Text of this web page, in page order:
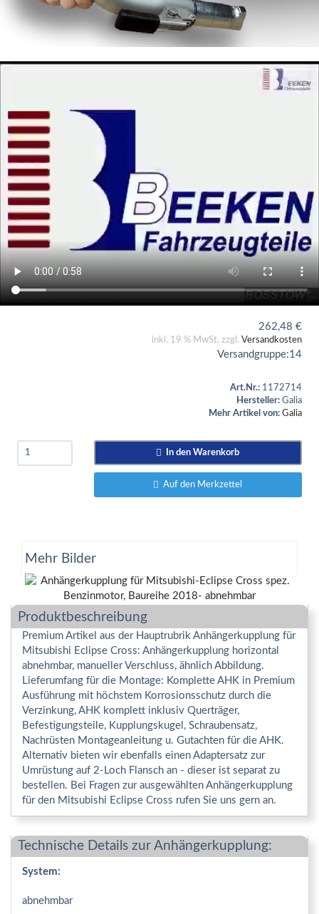
262,48 €
inkl. 19 % MwSt. zzgl. Versandkosten
Versandgruppe:14
Art.Nr.: 1172714
Hersteller: Galia
Mehr Artikel von: Galia
In den Warenkorb
Auf den Merkzettel
Mehr Bilder
Produktbeschreibung
Premium Artikel aus der Hauptrubrik Anhängerkupplung für
Mitsubishi Eclipse Cross: Anhängerkupplung horizontal
abnehmbar, manueller Verschluss, ähnlich Abbildung.
Lieferumfang für die Montage: Komplette AHK in Premium
Ausführung mit höchstem Korrosionsschutz durch die
Verzinkung, AHK komplett inklusiv Querträger,
Befestigungsteile, Kupplungskugel, Schraubensatz,
Nachrüsten Montageanleitung u. Gutachten für die AHK.
Alternativ bieten wir ebenfalls einen Adaptersatz zur
Umrüstung auf 2-Loch Flansch an - dieser ist separat zu
bestellen. Bei Fragen zur ausgewählten Anhängerkupplung
für den Mitsubishi Eclipse Cross rufen Sie uns gern an.
Technische Details zur Anhängerkupplung:
System:
abnehmbar